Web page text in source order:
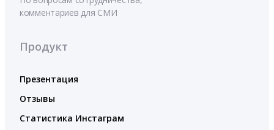
комментариев для СМИ
Продукт
Презентация
Отзывы
Статистика Инстаграм